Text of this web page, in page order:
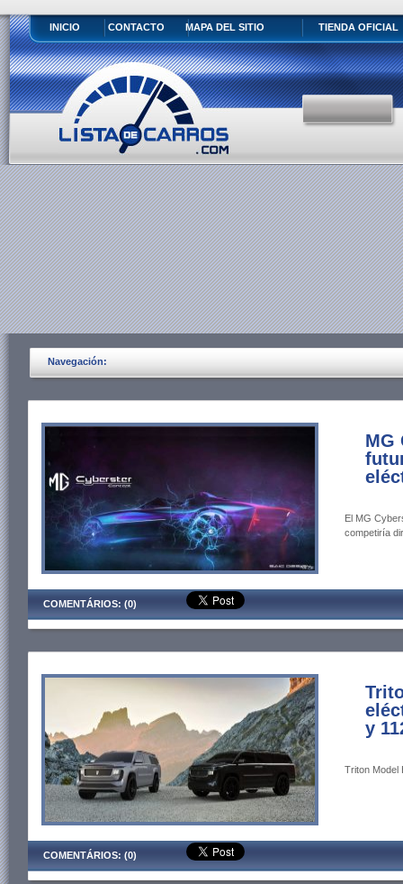
INICIO CONTACTO MAPA DEL SITIO TIENDA OFICIAL
Navegación:
MG
El MG
competiría
COMENTÁRIOS: (0)
y
Triton Model
COMENTÁRIOS: (0)